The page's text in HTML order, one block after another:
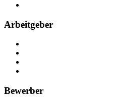
Arbeitgeber
Bewerber